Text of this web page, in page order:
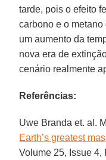
tarde, pois o efeito
carbono e o
um aumento da
nova era de
cenário realmente
Referências:
Uwe Branda et. al.
Earth’s greatest
Volume 25, Issue